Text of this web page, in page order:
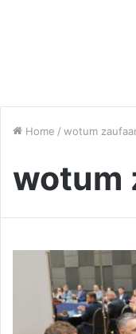
Home / wotum
wotum